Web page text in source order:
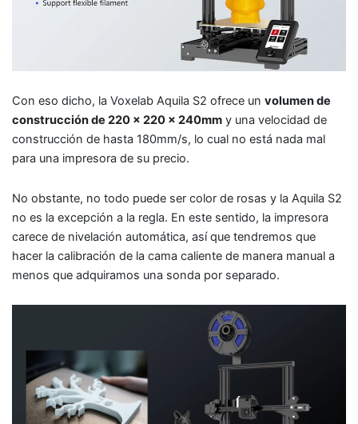
Con eso dicho, la Voxelab Aquila S2 ofrece un volumen de
construcción de 220 x 220 x 240mm y una velocidad de
construcción de hasta 180mm/s, lo cual no está nada mal
para una impresora de su precio.
No obstante, no todo puede ser color de rosas y la Aquila S2
no es la excepción a la regla. En este sentido, la impresora
carece de nivelación automática, así que tendremos que
hacer la calibración de la cama caliente de manera manual a
menos que adquiramos una sonda por separado.